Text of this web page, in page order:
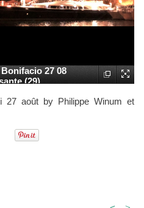
Bonifacio 27 08
(29)
27 août by Philippe Winum et